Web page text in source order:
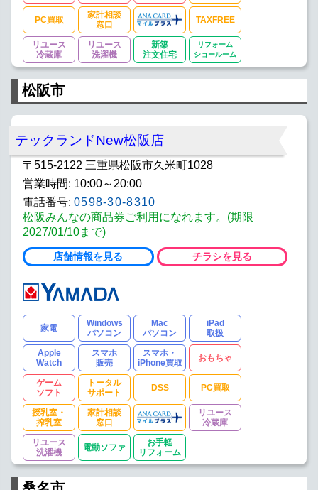
PC買取
家計相談
窓口
TAXFREE
リユース
冷蔵庫
リユース
洗濯機
新築
注文住宅
リフォーム
ショールーム
松阪市
テックランドNew松阪店
〒515-2122 三重県松阪市久米町1028
営業時間: 10:00～20:00
電話番号: 0598-30-8310
松阪みんなの商品券ご利用になれます。(期限
2027/01/10まで)
店舗情報を見る チラシを見る
家電
Windows
パソコン
Mac
パソコン
iPad
取扱
Apple
Watch
スマホ
販売
スマホ・
iPhone買取
おもちゃ
ゲーム
ソフト
トータル
サポート
DSS PC買取
授乳室・
搾乳室
家計相談
窓口
リユース
冷蔵庫
リユース
洗濯機
電動ソファ
お手軽
リフォーム